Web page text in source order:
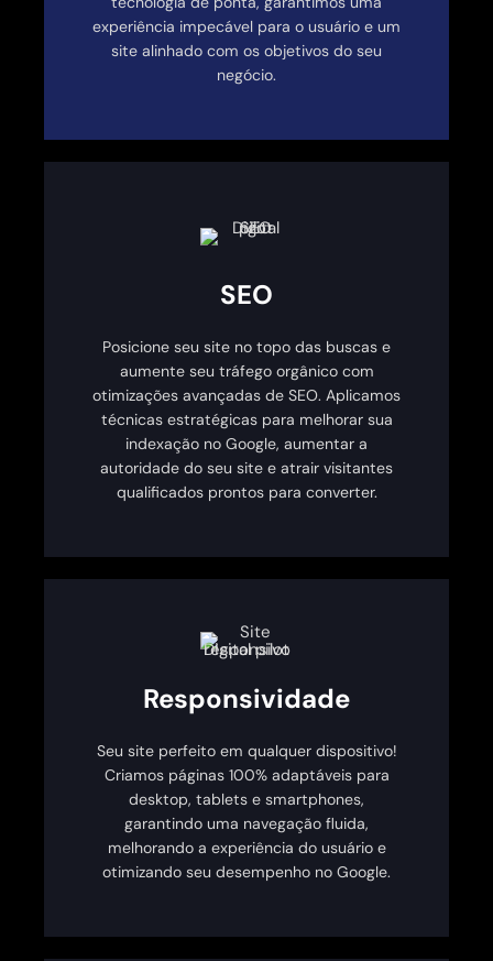
experiência impecável para o usuário e um
site alinhado com os objetivos do seu
negócio.
SEO
Posicione seu site no topo das buscas e
aumente seu tráfego orgânico com
otimizações avançadas de SEO. Aplicamos
técnicas estratégicas para melhorar sua
indexação no Google, aumentar a
autoridade do seu site e atrair visitantes
qualificados prontos para converter.
Responsividade
Seu site perfeito em qualquer dispositivo!
Criamos páginas 100% adaptáveis para
desktop, tablets e smartphones,
garantindo uma navegação fluida,
melhorando a experiência do usuário e
otimizando seu desempenho no Google.